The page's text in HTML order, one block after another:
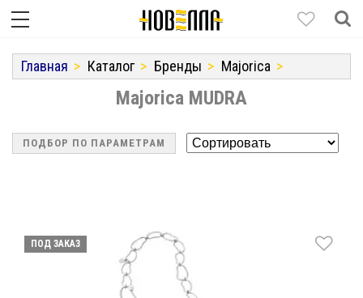
Главная Каталог Бренды Majorica
Majorica MUDRA
ПОДБОР ПО ПАРАМЕТРАМ
ПОД ЗАКАЗ